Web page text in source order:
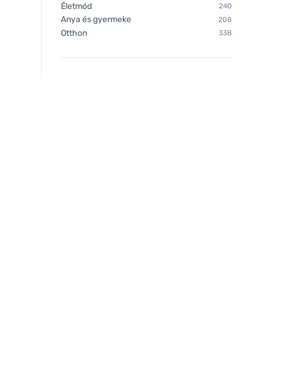
Életmód 240
Anya és gyermeke 208
Otthon 338